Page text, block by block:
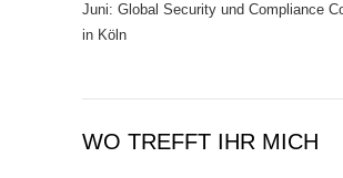
Juni: Global Security und Compliance
in Köln
WO TREFFT IHR MICH